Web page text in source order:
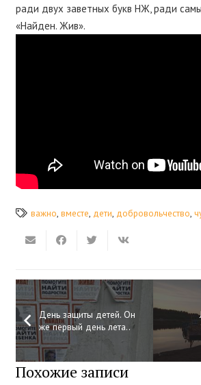
ради двух заветных букв НЖ, ради
«Найден. Жив».
важно, вместе, дети, добровольчество,
День защиты детей. Он
же первый день лета..
Похожие записи